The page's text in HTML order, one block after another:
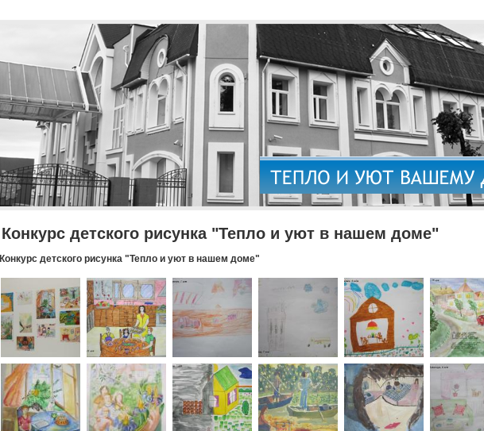
Конкурс детского рисунка "Тепло и уют в нашем доме"
Конкурс детского рисунка "Тепло и уют в нашем доме"